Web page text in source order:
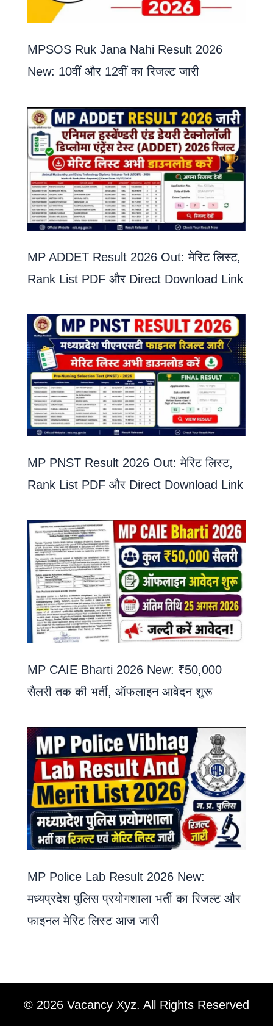
MPSOS Ruk Jana Nahi Result 2026
New: 10वीं और 12वीं का रिजल्ट जारी
MP ADDET Result 2026 Out: मेरिट लिस्ट,
Rank List PDF और Direct Download Link
MP PNST Result 2026 Out: मेरिट लिस्ट,
Rank List PDF और Direct Download Link
MP CAIE Bharti 2026 New: ₹50,000
सैलरी तक की भर्ती, ऑफलाइन आवेदन शुरू
MP Police Lab Result 2026 New:
मध्यप्रदेश पुलिस प्रयोगशाला भर्ती का रिजल्ट और
फाइनल मेरिट लिस्ट आज जारी
© 2026 Vacancy Xyz. All Rights Reserved